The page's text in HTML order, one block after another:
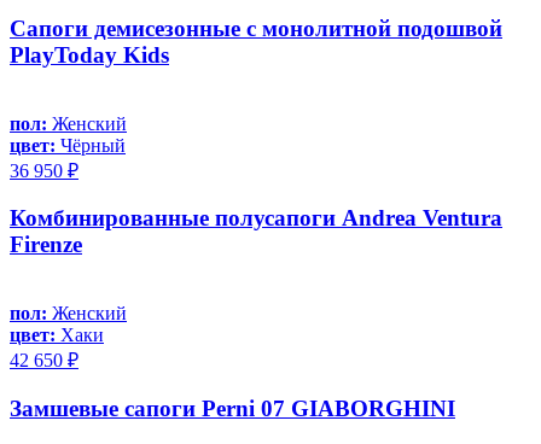
Сапоги демисезонные с монолитной подошвой
PlayToday Kids
пол: Женский
цвет: Чёрный
36 950 ₽
Комбинированные полусапоги Andrea Ventura
Firenze
пол: Женский
цвет: Хаки
42 650 ₽
Замшевые сапоги Perni 07 GIABORGHINI